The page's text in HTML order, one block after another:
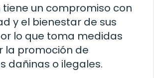
un compromiso con
y el bienestar de sus
lo que toma medidas
la promoción de
dañinas o ilegales.